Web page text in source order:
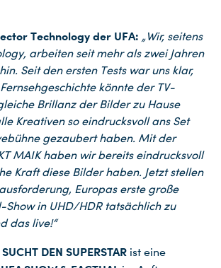
Technology der UFA: „Wir, seitens
arbeiten seit mehr als zwei Jahren
Seit den ersten Tests war uns klar,
könnte der TV-
Brillanz der Bilder zu Hause
Kreativen so eindrucksvoll ans Set
gezaubert haben. Mit der
MAIK haben wir bereits eindrucksvoll
Kraft diese Bilder haben. Jetzt stellen
Europas erste große
in UHD/HDR tatsächlich zu
das live!“
DEN SUPERSTAR ist eine